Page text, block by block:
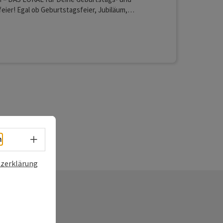
Egal ob Geburtstagsfeier, Jubiläum,
Lokal für Deine ganz persönliche
(kostenlos)
Sprachwahl - Menü öffnen